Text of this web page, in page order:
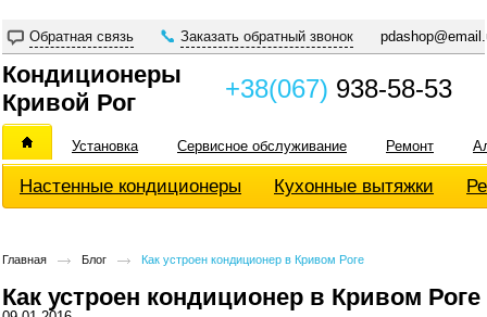
Обратная связь Заказать обратный звонок
Кондиционеры
Кривой Рог
+38(067) 938-58-53
Установка Сервисное обслуживание Ремонт
Настенные кондиционеры Кухонные вытяжки
Главная Блог Как устроен кондиционер в Кривом Роге
Как устроен кондиционер в Кривом Роге